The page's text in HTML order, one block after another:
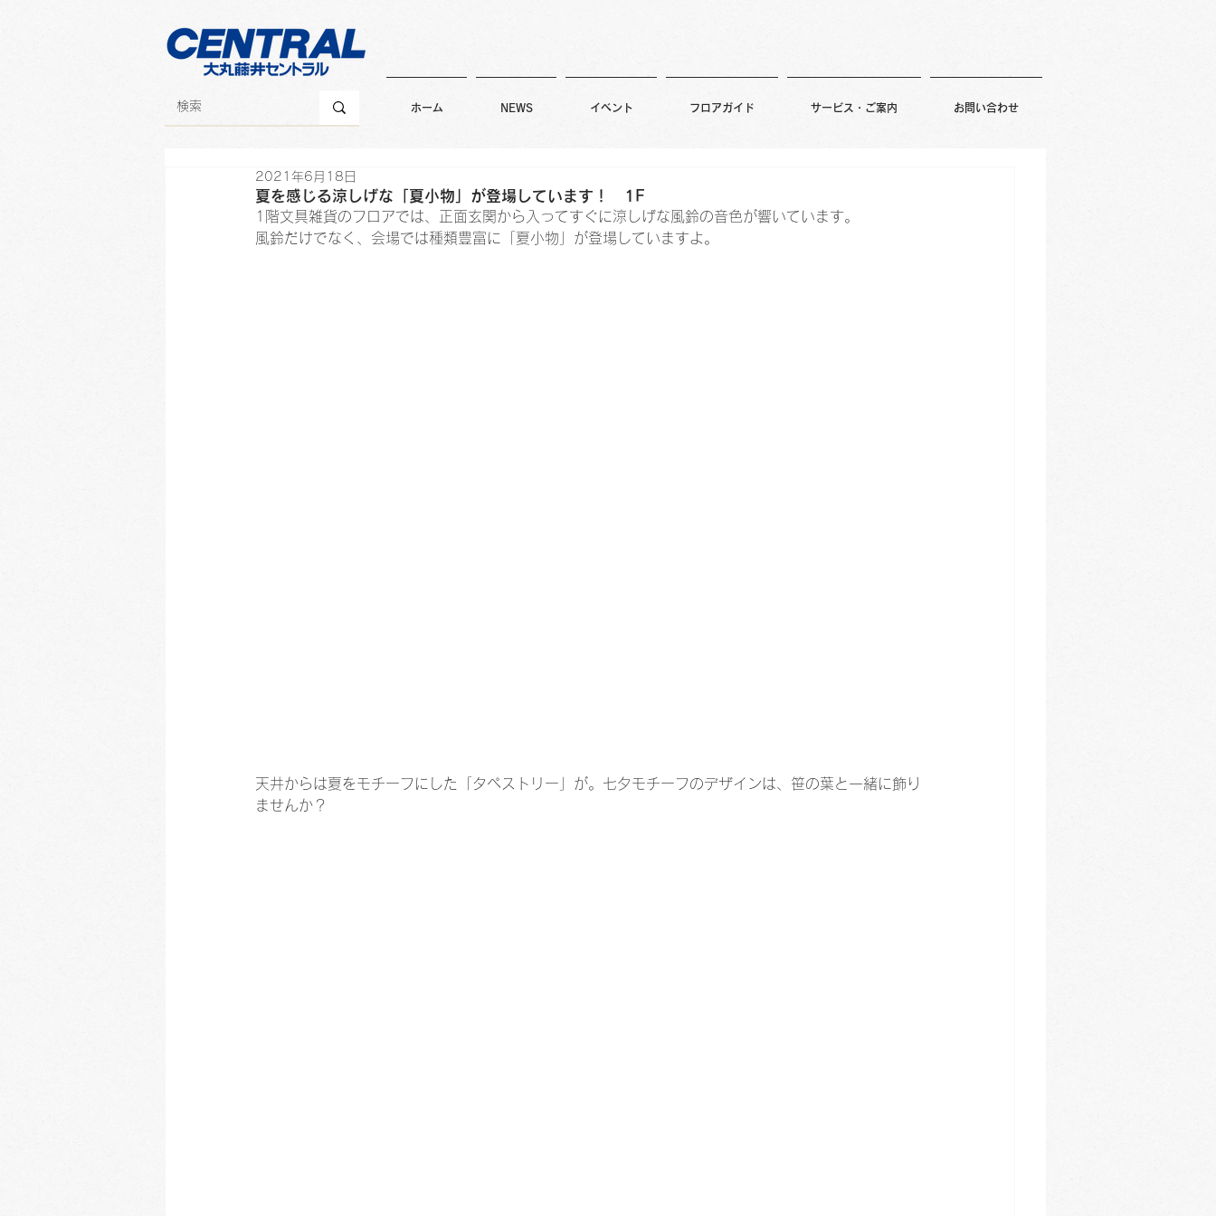
ホーム NEWS イベント フロアガイド サービス・ご案内 お問い合わせ
夏を感じる涼しげな「夏小物」が登場しています！ 1F
2021年6月18日
1階文具雑貨のフロアでは、正面玄関から入ってすぐに涼しげな風鈴の音色が響いています。
風鈴だけでなく、会場では種類豊富に「夏小物」が登場していますよ。
天井からは夏をモチーフにした「タペストリー」が。七夕モチーフのデザインは、笹の葉と一緒に飾り
ませんか？